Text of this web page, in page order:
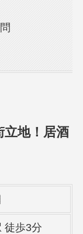
立地！居酒
徒歩3分